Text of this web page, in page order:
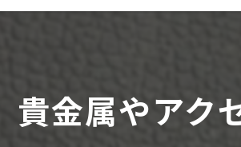
貴金属やアク